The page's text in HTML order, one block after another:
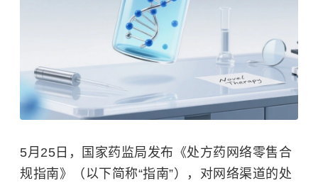
5月25日，国家药监局发布《处方药网络零售合
规指南》（以下简称“指南”），对网络渠道的处